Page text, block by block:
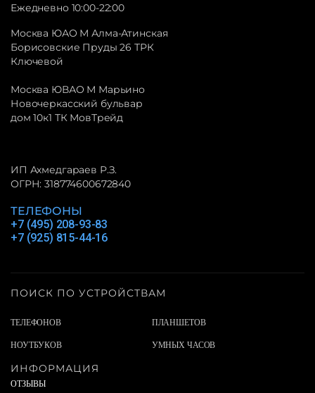
Ежедневно 10:00-22:00
Москва ЮАО М Алма-Атинская
Борисовские Пруды 26 ТРК
Ключевой
Москва ЮВАО М Марьино
Новочеркасский бульвар
дом 10к1 ТК МовТрейд
ИП Ахмедгараев Р.З.
ОГРН: 318774600672840
ТЕЛЕФОНЫ
+7 (495) 208-93-83
+7 (925) 815-44-16
ПОИСК ПО УСТРОЙСТВАМ
ТЕЛЕФОНОВ ПЛАНШЕТОВ
НОУТБУКОВ УМНЫХ ЧАСОВ
ИНФОРМАЦИЯ
ОТЗЫВЫ